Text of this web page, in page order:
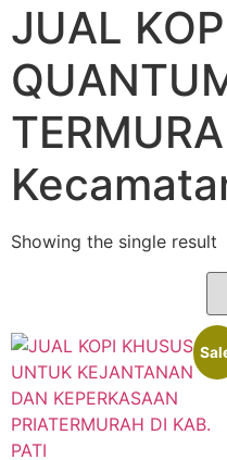
JUAL
Showing the single result